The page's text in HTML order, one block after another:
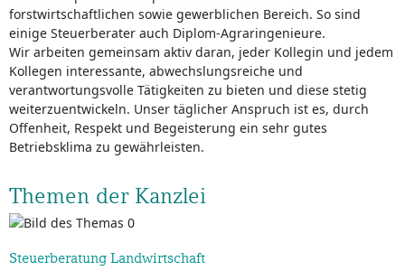
forstwirtschaftlichen sowie gewerblichen Bereich. So sind
einige Steuerberater auch Diplom-Agraringenieure.
Wir arbeiten gemeinsam aktiv daran, jeder Kollegin und jedem
Kollegen interessante, abwechslungsreiche und
verantwortungsvolle Tätigkeiten zu bieten und diese stetig
weiterzuentwickeln. Unser täglicher Anspruch ist es, durch
Offenheit, Respekt und Begeisterung ein sehr gutes
Betriebsklima zu gewährleisten.
Themen der Kanzlei
Steuerberatung Landwirtschaft